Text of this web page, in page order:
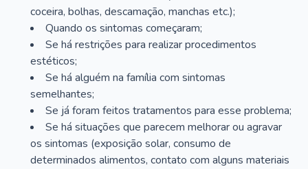
coceira, bolhas, descamação, manchas etc.);
Quando os sintomas começaram;
Se há restrições para realizar procedimentos
estéticos;
Se há alguém na família com sintomas
semelhantes;
Se já foram feitos tratamentos para esse problema;
Se há situações que parecem melhorar ou agravar
os sintomas (exposição solar, consumo de
determinados alimentos, contato com alguns materiais